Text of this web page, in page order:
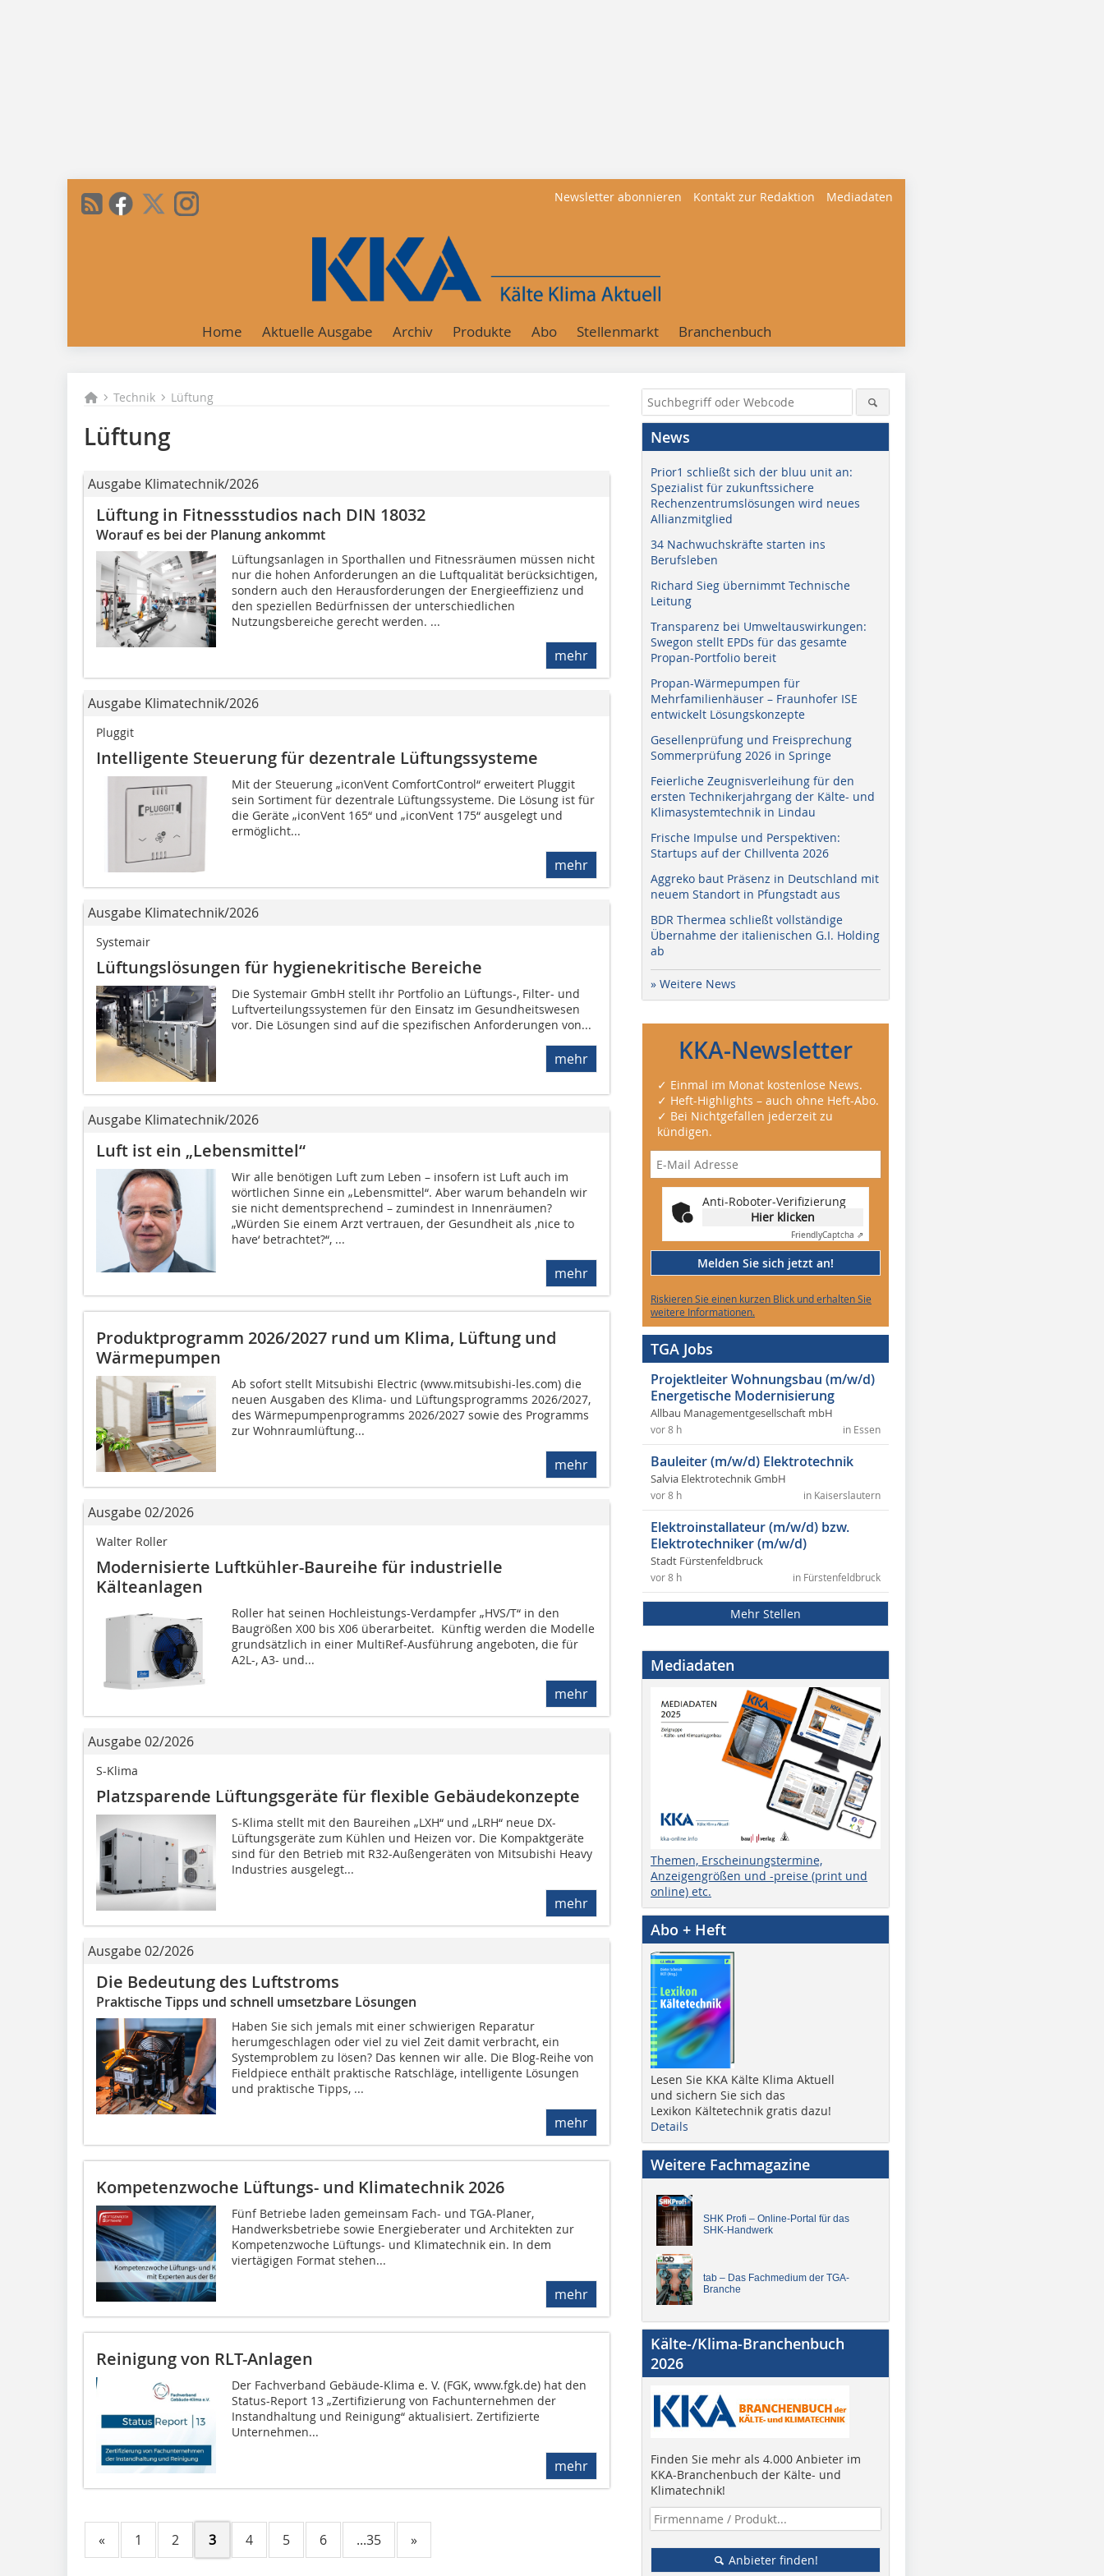
Newsletter abonnieren Kontakt zur Redaktion Mediadaten
Home Aktuelle Ausgabe Archiv Produkte Abo Stellenmarkt Branchenbuch
Technik Lüftung
Lüftung
Ausgabe Klimatechnik/2026
Lüftung in Fitnessstudios nach DIN 18032
Worauf es bei der Planung ankommt
Lüftungsanlagen in Sporthallen und Fitnessräumen müssen nicht
nur die hohen Anforderungen an die Luftqualität berücksichtigen,
sondern auch den Herausforderungen der Energieeffizienz und
den speziellen Bedürfnissen der unterschiedlichen
Nutzungsbereiche gerecht werden. ...
mehr
Ausgabe Klimatechnik/2026
Pluggit
Intelligente Steuerung für dezentrale Lüftungssysteme
Mit der Steuerung „iconVent ComfortControl“ erweitert Pluggit
sein Sortiment für dezentrale Lüftungssysteme. Die Lösung ist für
die Geräte „iconVent 165“ und „iconVent 175“ ausgelegt und
ermöglicht...
mehr
Ausgabe Klimatechnik/2026
Systemair
Lüftungslösungen für hygienekritische Bereiche
Die Systemair GmbH stellt ihr Portfolio an Lüftungs-, Filter- und
Luftverteilungssystemen für den Einsatz im Gesundheitswesen
vor. Die Lösungen sind auf die spezifischen Anforderungen von...
mehr
Ausgabe Klimatechnik/2026
Luft ist ein „Lebensmittel“
Wir alle benötigen Luft zum Leben – insofern ist Luft auch im
wörtlichen Sinne ein „Lebensmittel“. Aber warum behandeln wir
sie nicht dementsprechend – zumindest in Innenräumen?
„Würden Sie einem Arzt vertrauen, der Gesundheit als ‚nice to
have‘ betrachtet?“, ...
mehr
Produktprogramm 2026/2027 rund um Klima, Lüftung und
Wärmepumpen
Ab sofort stellt Mitsubishi Electric (www.mitsubishi-les.com) die
neuen Ausgaben des Klima- und Lüftungsprogramms 2026/2027,
des Wärmepumpenprogramms 2026/2027 sowie des Programms
zur Wohnraumlüftung...
mehr
Ausgabe 02/2026
Walter Roller
Modernisierte Luftkühler-Baureihe für industrielle
Kälteanlagen
Roller hat seinen Hochleistungs-Verdampfer „HVS/T“ in den
Baugrößen X00 bis X06 überarbeitet. Künftig werden die Modelle
grundsätzlich in einer MultiRef-Ausführung angeboten, die für
A2L-, A3- und...
mehr
Ausgabe 02/2026
S-Klima
Platzsparende Lüftungsgeräte für flexible Gebäudekonzepte
S-Klima stellt mit den Baureihen „LXH“ und „LRH“ neue DX-
Lüftungsgeräte zum Kühlen und Heizen vor. Die Kompaktgeräte
sind für den Betrieb mit R32-Außengeräten von Mitsubishi Heavy
Industries ausgelegt...
mehr
Ausgabe 02/2026
Die Bedeutung des Luftstroms
Praktische Tipps und schnell umsetzbare Lösungen
Haben Sie sich jemals mit einer schwierigen Reparatur
herumgeschlagen oder viel zu viel Zeit damit verbracht, ein
Systemproblem zu lösen? Das kennen wir alle. Die Blog-Reihe von
Fieldpiece enthält praktische Ratschläge, intelligente Lösungen
und praktische Tipps, ...
mehr
Kompetenzwoche Lüftungs- und Klimatechnik 2026
Fünf Betriebe laden gemeinsam Fach- und TGA-Planer,
Handwerksbetriebe sowie Energieberater und Architekten zur
Kompetenzwoche Lüftungs- und Klimatechnik ein. In dem
viertägigen Format stehen...
mehr
Reinigung von RLT-Anlagen
Der Fachverband Gebäude-Klima e. V. (FGK, www.fgk.de) hat den
Status-Report 13 „Zertifizierung von Fachunternehmen der
Instandhaltung und Reinigung“ aktualisiert. Zertifizierte
Unternehmen...
mehr
« 1 2 3 4 5 6 ...35 »
News
Prior1 schließt sich der bluu unit an:
Spezialist für zukunftssichere
Rechenzentrumslösungen wird neues
Allianzmitglied
34 Nachwuchskräfte starten ins
Berufsleben
Richard Sieg übernimmt Technische
Leitung
Transparenz bei Umweltauswirkungen:
Swegon stellt EPDs für das gesamte
Propan-Portfolio bereit
Propan-Wärmepumpen für
Mehrfamilienhäuser – Fraunhofer ISE
entwickelt Lösungskonzepte
Gesellenprüfung und Freisprechung
Sommerprüfung 2026 in Springe
Feierliche Zeugnisverleihung für den
ersten Technikerjahrgang der Kälte- und
Klimasystemtechnik in Lindau
Frische Impulse und Perspektiven:
Startups auf der Chillventa 2026
Aggreko baut Präsenz in Deutschland mit
neuem Standort in Pfungstadt aus
BDR Thermea schließt vollständige
Übernahme der italienischen G.I. Holding
ab
» Weitere News
KKA-Newsletter
✓ Einmal im Monat kostenlose News.
✓ Heft-Highlights – auch ohne Heft-Abo.
✓ Bei Nichtgefallen jederzeit zu
kündigen.
Anti-Roboter-Verifizierung
Hier klicken
FriendlyCaptcha ⇗
Melden Sie sich jetzt an!
Riskieren Sie einen kurzen Blick und erhalten Sie
weitere Informationen.
TGA Jobs
Projektleiter Wohnungsbau (m/w/d)
Energetische Modernisierung
Allbau Managementgesellschaft mbH
in Essen
vor 8 h
Bauleiter (m/w/d) Elektrotechnik
Salvia Elektrotechnik GmbH
in Kaiserslautern
vor 8 h
Elektroinstallateur (m/w/d) bzw.
Elektrotechniker (m/w/d)
Stadt Fürstenfeldbruck
in Fürstenfeldbruck
vor 8 h
Mehr Stellen
Mediadaten
Themen, Erscheinungstermine,
Anzeigengrößen und -preise (print und
online) etc.
Abo + Heft
Lesen Sie KKA Kälte Klima Aktuell
und sichern Sie sich das
Lexikon Kältetechnik gratis dazu!
Details
Weitere Fachmagazine
SHK Profi – Online-Portal für das
SHK-Handwerk
tab – Das Fachmedium der TGA-
Branche
Kälte-/Klima-Branchenbuch
2026
Finden Sie mehr als 4.000 Anbieter im
KKA-Branchenbuch der Kälte- und
Klimatechnik!
Anbieter finden!